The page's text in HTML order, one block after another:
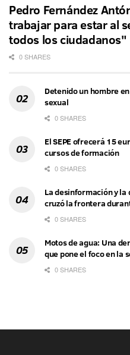
Pedro Fernández
trabajar para estar al
todos los ciudadanos"
0 SHARES
Detenido un hombre
sexual
0 SHARES
El SEPE ofrecerá 15
cursos de formación
0 SHARES
La desinformación y
cruzó la frontera
0 SHARES
Motos de agua: Una
que pone el foco en la
0 SHARES